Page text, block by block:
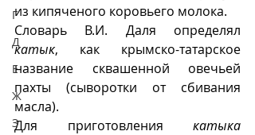
Г
Д
Е
Ж
З
из кипяченого коровьего молока.
катык, как крымско-татарское
название сквашенной овечьей
пахты (сыворотки от сбивания
масла).
Для приготовления катыка